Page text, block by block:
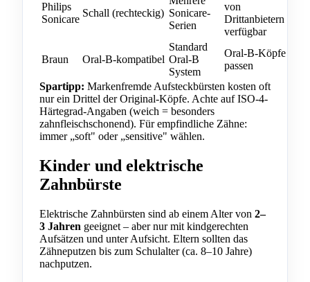
Philips
Sonicare
Schall (rechteckig) Sonicare-
Serien
von
Drittanbietern
verfügbar
Braun Oral-B-kompatibel
Standard
Oral-B
System
Oral-B-Köpfe
passen
Spartipp: Markenfremde Aufsteckbürsten kosten oft
nur ein Drittel der Original-Köpfe. Achte auf ISO-4-
Härtegrad-Angaben (weich = besonders
zahnfleischschonend). Für empfindliche Zähne:
immer „soft" oder „sensitive" wählen.
Kinder und elektrische
Zahnbürste
Elektrische Zahnbürsten sind ab einem Alter von 2–
3 Jahren geeignet – aber nur mit kindgerechten
Aufsätzen und unter Aufsicht. Eltern sollten das
Zähneputzen bis zum Schulalter (ca. 8–10 Jahre)
nachputzen.